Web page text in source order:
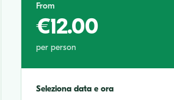
From
€12.00
per person
Seleziona data e ora